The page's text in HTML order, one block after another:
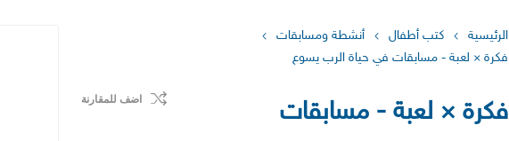
الرئيسية كتب أطفال
أنشطة ومسابقات
فكرة × لعبة - مسابقات في حياة الرب يسوع
فكرة × لعبة - مسابقات
اضف للمقارنة